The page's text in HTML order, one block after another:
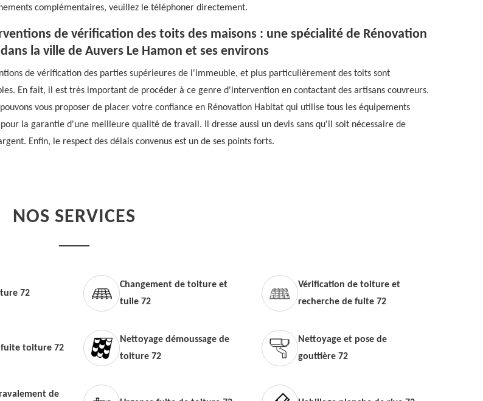
complémentaires, veuillez le téléphoner directement.
de vérification des toits des maisons : une spécialité de Rénovation
la ville de Auvers Le Hamon et ses environs
de vérification des parties supérieures de l'immeuble, et plus particulièrement des toits sont
En fait, il est très important de procéder à ce genre d'intervention en contactant des artisans couvreurs.
vous proposer de placer votre confiance en Rénovation Habitat qui utilise tous les équipements
la garantie d'une meilleure qualité de travail. Il dresse aussi un devis sans qu'il soit nécessaire de
Enfin, le respect des délais convenus est un de ses points forts.
NOS SERVICES
72
Changement de toiture et
tuile 72
Vérification de toiture et
recherche de fuite 72
fuite toiture 72
Nettoyage démoussage de
toiture 72
Nettoyage et pose de
gouttière 72
de